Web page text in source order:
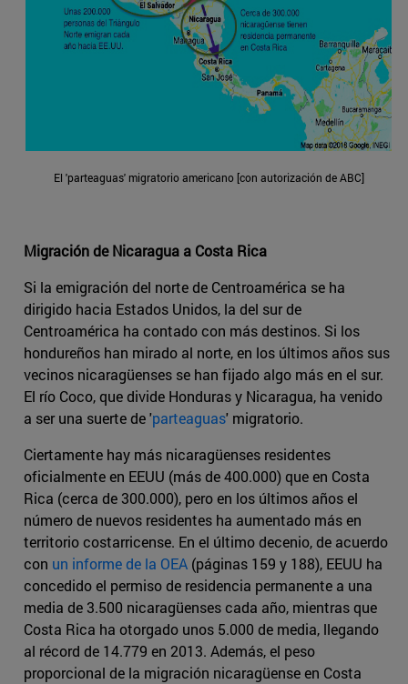
El 'parteaguas' migratorio americano [con autorización de ABC]
Migración de Nicaragua a Costa Rica
Si la emigración del norte de Centroamérica se ha
dirigido hacia Estados Unidos, la del sur de
Centroamérica ha contado con más destinos. Si los
hondureños han mirado al norte, en los últimos años sus
vecinos nicaragüenses se han fijado algo más en el sur.
El río Coco, que divide Honduras y Nicaragua, ha venido
a ser una suerte de 'parteaguas' migratorio.
Ciertamente hay más nicaragüenses residentes
oficialmente en EEUU (más de 400.000) que en Costa
Rica (cerca de 300.000), pero en los últimos años el
número de nuevos residentes ha aumentado más en
territorio costarricense. En el último decenio, de acuerdo
con un informe de la OEA (páginas 159 y 188), EEUU ha
concedido el permiso de residencia permanente a una
media de 3.500 nicaragüenses cada año, mientras que
Costa Rica ha otorgado unos 5.000 de media, llegando
al récord de 14.779 en 2013. Además, el peso
proporcional de la migración nicaragüense en Costa